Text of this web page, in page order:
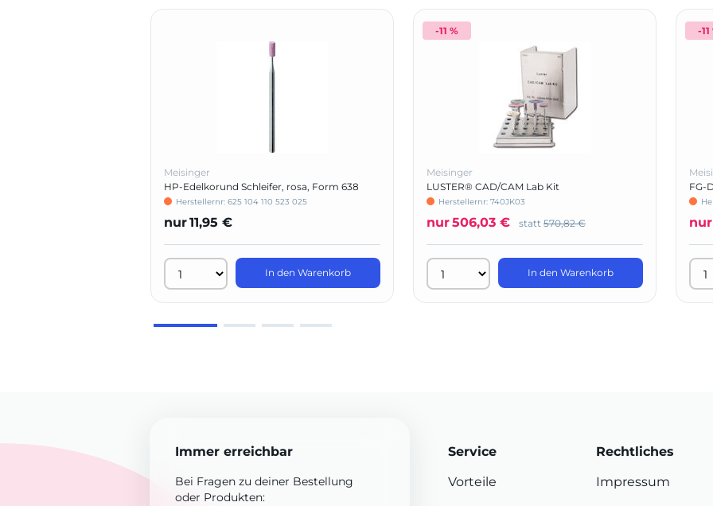
Meisinger
HP-Edelkorund Schleifer, rosa, Form 638
Herstellernr: 625 104 110 523 025
nur11,95 €
In den Warenkorb
-11 %
Meisinger
LUSTER® CAD/CAM Lab Kit
Herstellernr: 740JK03
nur506,03 € statt 570,82 €
In den Warenkorb
-11
FG-
nur
Immer erreichbar
Bei Fragen zu deiner Bestellung
oder Produkten:
Service
Vorteile
Rechtliches
Impressum